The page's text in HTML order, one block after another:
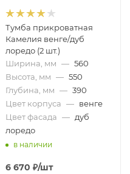
Тумба прикроватная
Камелия венге/дуб
лоредо (2 шт.)
Ширина, мм — 560
Высота, мм — 550
Глубина, мм — 390
Цвет корпуса — венге
Цвет фасада — дуб
лоредо
в наличии
6 670 ₽/шт